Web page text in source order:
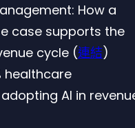
How a
case supports the
cycle (連結)
healthcare
AI in